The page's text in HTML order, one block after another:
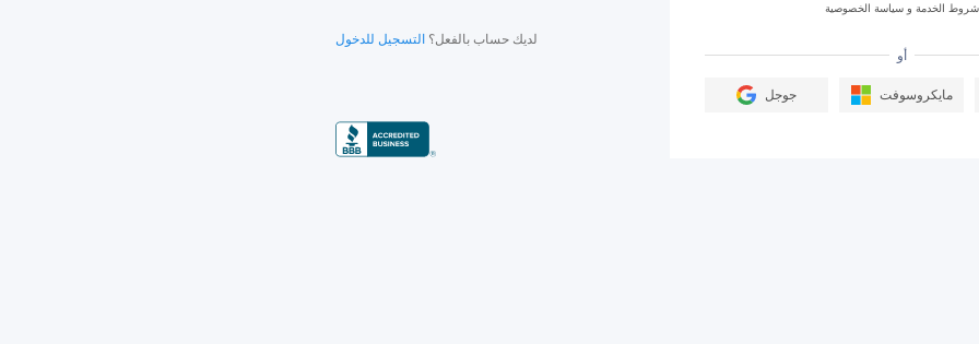
لديك حساب بالفعل؟ التسجيل للدخول
شروط الخدمة وسياسة الخصوصية
أو
جوجل مايكروسوفت